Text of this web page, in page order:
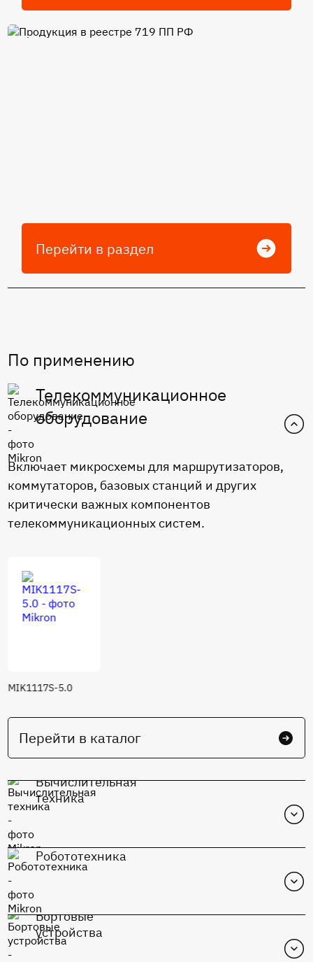
Продукция в реестре 719 ПП
Перейти в раздел
По применению
Телекоммуникационное
оборудование
Включает микросхемы для маршрутизаторов,
коммутаторов, базовых станций и других
критически важных компонентов
телекоммуникационных систем.
MIK1117S-5.0
Перейти в каталог
Вычислительная
техника
Робототехника
Бортовые
устройства